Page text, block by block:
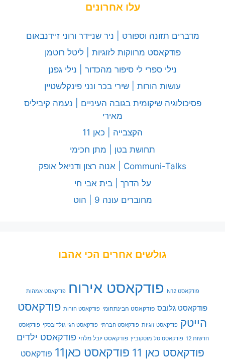
עלו אחרונים
מדברים תזונה וספורט | ניר שניידר ורוני זיידנבאום
פודקאסט מרווקות לזוגיות | ליטל רוטמן
נילי ספרי לי סיפור מהכדור | נילי גפנן
עושות הורות | שירי בכר ונני פינקלשטיין
פסיכולוגיה שיקומית בגובה העיניים | נעמה קיביליס
מאירי
הקצבייה | כאן 11
תחושת בטן | מתן חכימי
Communi-Talks | אנוה רצון ודניאל אופק
על הדרך | בית אבי חי
מחוברים עונה 9 | הוט
גולשים אחרים הכי אהבו
פודקאסט N12 פודקאסט אירוח פודקאסט אמהות
פודקאסט גלובס פודקאסט הבינתחומי פודקאסט הורות פודקאסט
הייטק פודקאסט זוגיות פודקאסט חברתי פודקאסט חגי גולדובסקי פודקאסט
חדשות 12 פודקאסט טל מוסקוביץ פודקאסט יובל מלחי פודקאסט ילדים
פודקאסט כאן 11 פודקאסט כאן11
פודקאסט